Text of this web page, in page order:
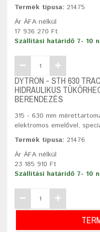
Termék típusa: 21475
Ár ÁFA nélkül
17 936 270 Ft
Szállítási határidő 7- 10
DYTRON - STH 630
HIDRAULIKUS
BERENDEZÉS
315 - 630 mm
elektromos emelővel,
Termék típusa: 21476
Ár ÁFA nélkül
23 185 910 Ft
Szállítási határidő 7- 10